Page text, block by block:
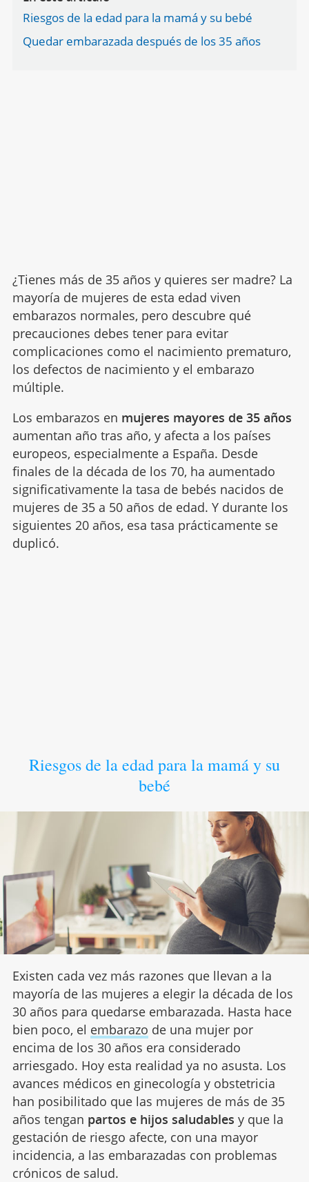
Riesgos de la edad para la mamá y su bebé
Quedar embarazada después de los 35 años
¿Tienes más de 35 años y quieres ser madre? La
mayoría de mujeres de esta edad viven
embarazos normales, pero descubre qué
precauciones debes tener para evitar
complicaciones como el nacimiento prematuro,
los defectos de nacimiento y el embarazo
múltiple.
Los embarazos en mujeres mayores de 35 años
aumentan año tras año, y afecta a los países
europeos, especialmente a España. Desde
finales de la década de los 70, ha aumentado
significativamente la tasa de bebés nacidos de
mujeres de 35 a 50 años de edad. Y durante los
siguientes 20 años, esa tasa prácticamente se
duplicó.
Riesgos de la edad para la mamá y su
bebé
Existen cada vez más razones que llevan a la
mayoría de las mujeres a elegir la década de los
30 años para quedarse embarazada. Hasta hace
bien poco, el embarazo de una mujer por
encima de los 30 años era considerado
arriesgado. Hoy esta realidad ya no asusta. Los
avances médicos en ginecología y obstetricia
han posibilitado que las mujeres de más de 35
años tengan partos e hijos saludables y que la
gestación de riesgo afecte, con una mayor
incidencia, a las embarazadas con problemas
crónicos de salud.